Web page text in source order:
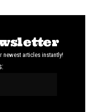
newest articles instantly!